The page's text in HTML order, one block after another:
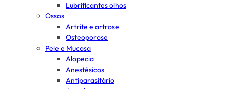
Lubrificantes olhos
Ossos
Artrite e artrose
Osteoporose
Pele e Mucosa
Alopecia
Anestésicos
Antiparasitário